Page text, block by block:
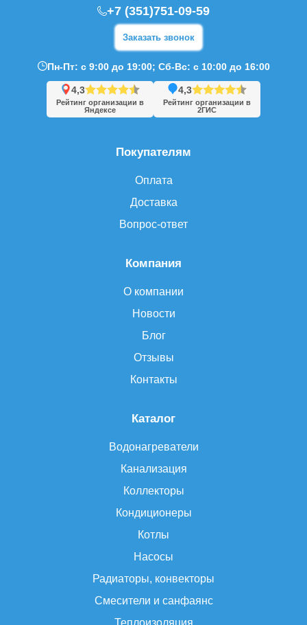
Каталог
Водонагреватели
Канализация
Коллекторы
Кондиционеры
Котлы
Насосы
Радиаторы, конвекторы
Смесители и санфаянс
Теплоизоляция
Компания
О компании
Новости
Блог
Отзывы
Контакты
Покупателям
Оплата
Доставка
Вопрос-ответ
+7 (351)751-09-59
Заказать звонок
Пн-Пт: с 9:00 до 19:00; Сб-Вс: с 10:00 до 16:00
4,3
Рейтинг организации в
Яндексе
4,3
Рейтинг организации в
2ГИС